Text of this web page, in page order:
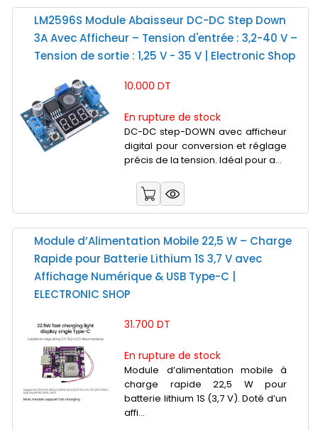
LM2596S Module Abaisseur DC-DC Step Down
3A Avec Afficheur – Tension d'entrée : 3,2-40 V –
Tension de sortie : 1,25 V - 35 V | Electronic Shop
10.000 DT
En rupture de stock
DC-DC step-DOWN avec afficheur
digital pour conversion et réglage
précis de la tension. Idéal pour a...
Module d’Alimentation Mobile 22,5 W – Charge
Rapide pour Batterie Lithium 1S 3,7 V avec
Affichage Numérique & USB Type-C |
ELECTRONIC SHOP
31.700 DT
En rupture de stock
Module d’alimentation mobile à
charge rapide 22,5 W pour
batterie lithium 1S (3,7 V). Doté d’un
affi...